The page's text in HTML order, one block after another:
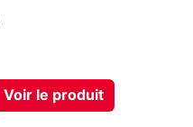
Voir le produit